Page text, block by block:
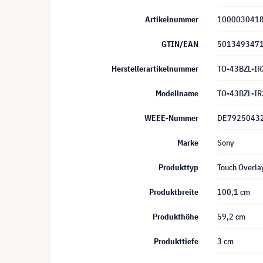
Artikelnummer 1000030418
GTIN/EAN
Herstellerartikelnummer TO-43BZL-
Modellname TO-43BZL-
WEEE-Nummer
Marke Sony
Produkttyp Touch
Produktbreite 100,1 cm
Produkthöhe 59,2 cm
Produkttiefe 3 cm